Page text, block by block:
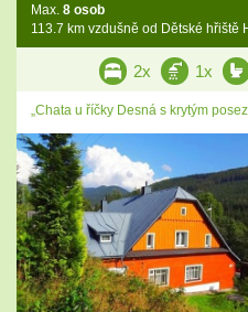
Max. 8 osob
113.7 km vzdušně od Dětské hřiště
2x 1x
„Chata u říčky Desná s krytým